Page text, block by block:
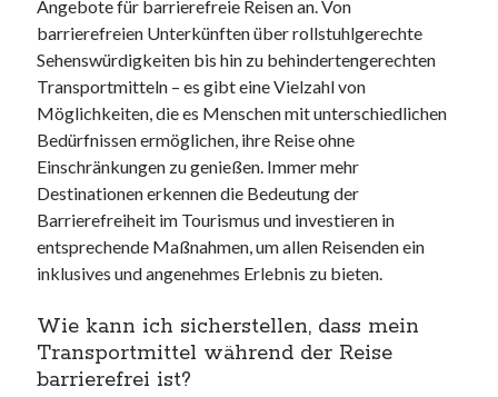
Angebote für barrierefreie Reisen an. Von
barrierefreien Unterkünften über rollstuhlgerechte
Sehenswürdigkeiten bis hin zu behindertengerechten
Transportmitteln – es gibt eine Vielzahl von
Möglichkeiten, die es Menschen mit unterschiedlichen
Bedürfnissen ermöglichen, ihre Reise ohne
Einschränkungen zu genießen. Immer mehr
Destinationen erkennen die Bedeutung der
Barrierefreiheit im Tourismus und investieren in
entsprechende Maßnahmen, um allen Reisenden ein
inklusives und angenehmes Erlebnis zu bieten.
Wie kann ich sicherstellen, dass mein
Transportmittel während der Reise
barrierefrei ist?